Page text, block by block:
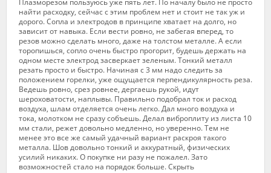
Плазморезом пользуюсь уже пять лет. По началу было не просто
найти расходку, сейчас с этим проблем нет и стоит не так уж и
дорого. Сопла и электродов в принципе хватает на долго, но
зависит от навыка. Если вести ровно, не забегая вперед, то
резов можно сделать много, даже на толстом металле. А если
торопишься, сопло очень быстро прогорит, будешь держать на
одном месте электрод засверкает зеленым. Тонкий металл
резать просто и быстро. Начиная с 3 мм надо следить за
положением горелки, уже ощущается перпендикулярность реза.
Ведешь ровно, срез ровнее, дергаешь рукой, идут
шероховатости, наплывы. Правильно подобрал ток и расход
воздуха, шлам отделяется очень легко. Дал много воздуха и
тока, молотком не сразу собъешь. Делал виброплиту из листа 10
мм стали, режет довольно медленно, но уверенно. Тем не
менее это все же самый удачный вариант раскроя такого
металла. Шов довольно тонкий и аккуратный, физических
усилий никаких. О покупке ни разу не пожалел. Зато
возможностей стало на порядок больше. Скрыть